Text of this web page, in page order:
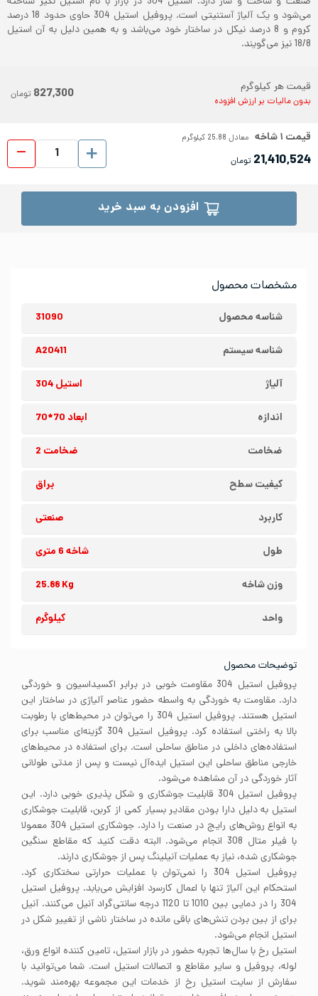
مشخصات محصول
شناسه محصول 31090
شناسه سیستم A20411
آلیاژ استیل 304
اندازه ابعاد 70*70
ضخامت ضخامت 2
کیفیت سطح براق
کاربرد صنعتی
طول شاخه 6 متری
وزن شاخه 25.88 Kg
واحد کیلوگرم
توضیحات محصول
پروفیل استیل 304 مقاومت خوبی در برابر اکسیداسیون و خوردگی
دارد. مقاومت به خوردگی به واسطه حضور عناصر آلیاژی در ساختار این
استیل هستند. پروفیل استیل 304 را می‌توان در محیط‌های با رطوبت
بالا به راختی استفاده کرد. پروفیل استیل 304 گزینه‌ای مناسب برای
استفاده‌های داخلی در مناطق ساحلی است. برای استفاده در محیط‌های
خارجی مناطق ساحلی این استیل ایده‌آل نیست و پس از مدتی طولانی
آثار خوردگی در آن مشاهده می‌شود.
پروفیل استیل 304 قابلیت جوشکاری و شکل پذیری خوبی دارد. این
استیل به دلیل دارا بودن مقادیر بسیار کمی از کربن، قابلیت جوشکاری
به انواع روش‌های رایج در صنعت را دارد. جوشکاری استیل 304 معمولا
با فیلر متال 308 انجام می‌شود. البته دقت کنید که مقاطع سنگین
جوشکاری شده، نیاز به عملیات آنیلینگ پس از جوشکاری دارند.
پروفیل استیل 304 را نمی‌توان با عملیات حرارتی سختکاری کرد.
استحکام این آلیاژ تنها با اعمال کارسرد افزایش می‌یابد. پروفیل استیل
304 را در دمایی بین 1010 تا 1120 درجه سانتی‌گراد آنیل می‌کنند. آنیل
برای از بین بردن تنش‌های باقی مانده در ساختار ناشی از تغییر شکل در
استیل انجام می‌شود.
استیل رخ با سال‌ها تجربه حضور در بازار استیل، تامین کننده انواع ورق،
لوله، پروفیل و سایر مقاطع و اتصالات استیل است. شما می‌توانید با
سفارش از سایت استیل رخ از خدمات این مجموعه بهره‌مند شوید.
می‌شود و یک آلیاژ آستنیتی است. پروفیل استیل 304 حاوی حدود 18 درصد
کروم و 8 درصد نیکل در ساختار خود می‌باشد و به همین دلیل به آن استیل
18/8 نیز می‌گویند.
قیمت هر کیلوگرم
بدون مالیات بر ارزش افزوده 827,300 تومان
قیمت ۱شاخه معادل 25.88 کیلوگرم
21,410,524 تومان
افزودن به سبد خرید